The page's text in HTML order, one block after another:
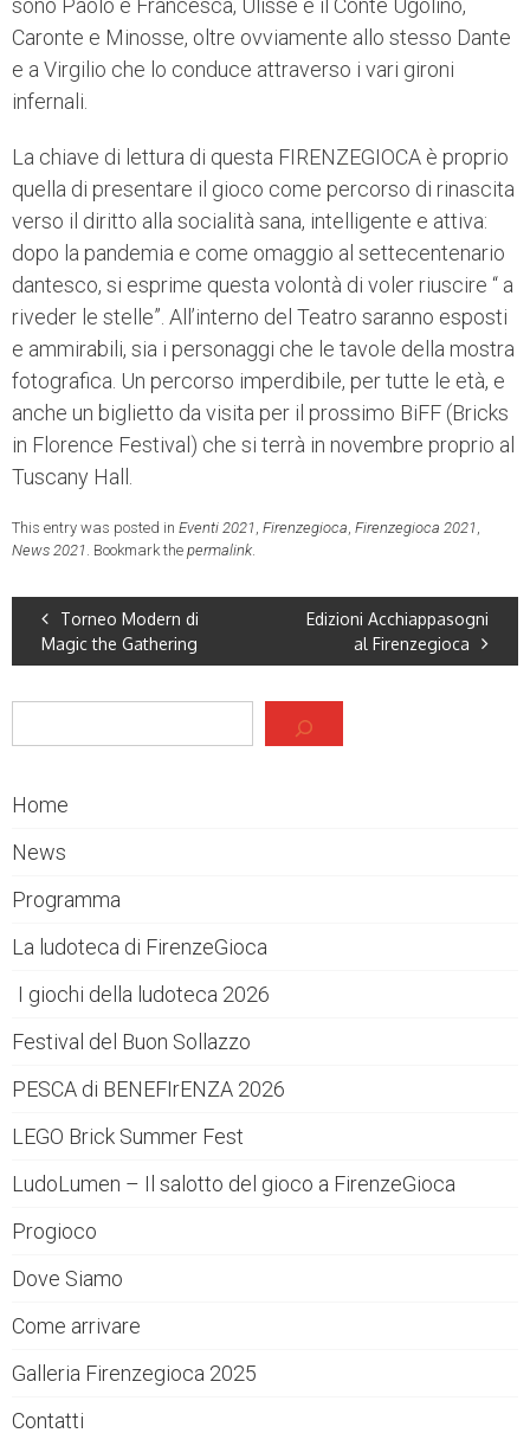
Caronte e Minosse, oltre ovviamente allo stesso Dante
e a Virgilio che lo conduce attraverso i vari gironi
infernali.
La chiave di lettura di questa FIRENZEGIOCA è proprio
quella di presentare il gioco come percorso di rinascita
verso il diritto alla socialità sana, intelligente e attiva:
dopo la pandemia e come omaggio al settecentenario
dantesco, si esprime questa volontà di voler riuscire “ a
riveder le stelle”. All’interno del Teatro saranno esposti
e ammirabili, sia i personaggi che le tavole della mostra
fotografica. Un percorso imperdibile, per tutte le età, e
anche un biglietto da visita per il prossimo BiFF (Bricks
in Florence Festival) che si terrà in novembre proprio al
Tuscany Hall.
This entry was posted in Eventi 2021 Firenzegioca Firenzegioca 2021
News 2021 . Bookmark the permalink
Torneo Modern di
Magic the Gathering
Edizioni Acchiappasogni
al Firenzegioca
Home
News
Programma
La ludoteca di FirenzeGioca
I giochi della ludoteca 2026
Festival del Buon Sollazzo
PESCA di BENEFIrENZA 2026
LEGO Brick Summer Fest
LudoLumen – Il salotto del gioco a FirenzeGioca
Progioco
Dove Siamo
Come arrivare
Galleria Firenzegioca 2025
Contatti